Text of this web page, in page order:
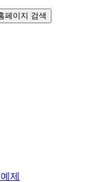
페이지 검색
제